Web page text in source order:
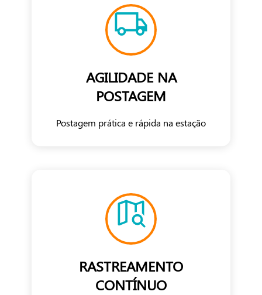
AGILIDADE NA
POSTAGEM
Postagem prática e rápida na estação
RASTREAMENTO
CONTÍNUO